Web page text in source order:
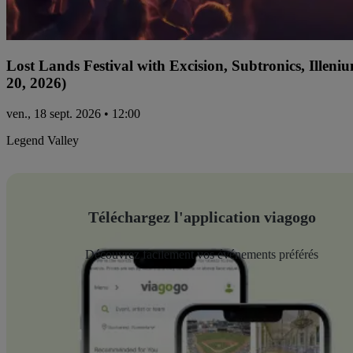
Lost Lands Festival with Excision, Subtronics,
20, 2026)
ven., 18 sept. 2026 • 12:00
Legend Valley
Téléchargez l'application viagogo
Découvrez facilement vos événements préférés